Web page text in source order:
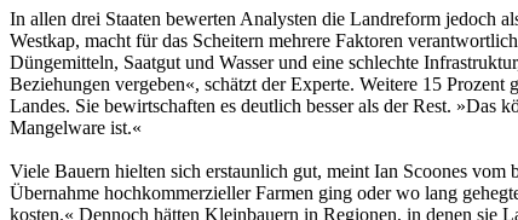
In allen drei Staaten bewerten Analysten die Landreform jedoch
Westkap, macht für das Scheitern mehrere Faktoren
Düngemitteln, Saatgut und Wasser und eine schlechte
Beziehungen vergeben«, schätzt der Experte. Weitere 15
Landes. Sie bewirtschaften es deutlich besser als der Rest. »Das
Mangelware ist.«
Viele Bauern hielten sich erstaunlich gut, meint Ian Scoones
Übernahme hochkommerzieller Farmen ging oder wo lang
kosten.« Dennoch hätten Kleinbauern in Regionen, in denen sie